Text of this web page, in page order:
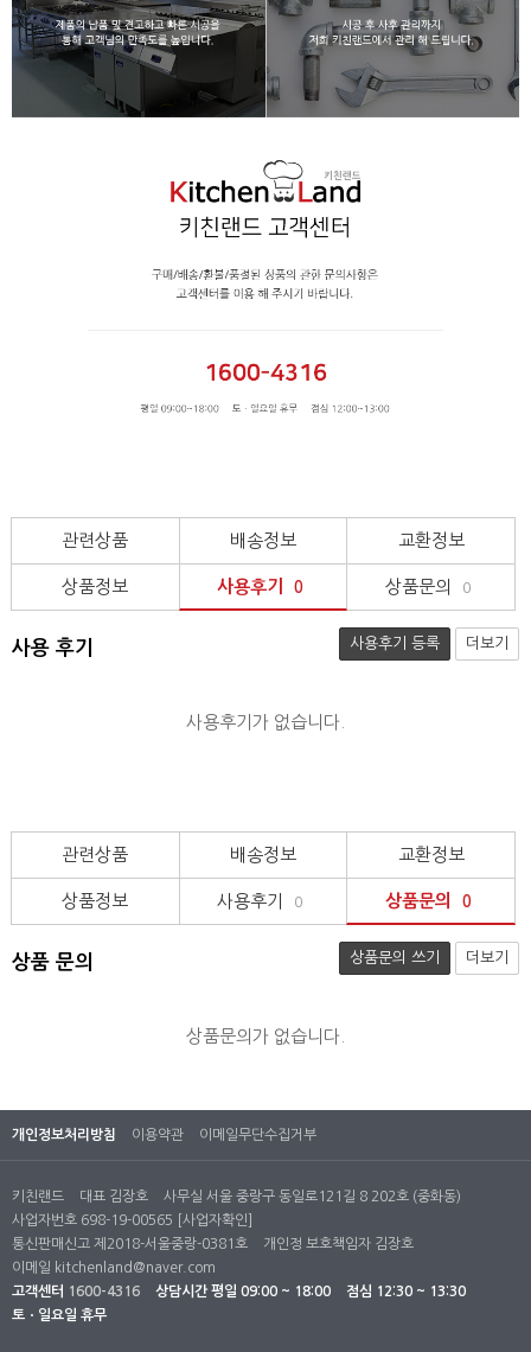
관련상품 배송정보 교환정보
상품정보 사용후기 0 상품문의 0
사용 후기 사용후기 등록 더보기
사용후기가 없습니다.
관련상품 배송정보 교환정보
상품정보 사용후기 0 상품문의 0
상품 문의 상품문의 쓰기 더보기
상품문의가 없습니다.
개인정보처리방침 이용약관 이메일무단수집거부
키친랜드 대표 김장호
사무실 서울 중랑구 동일로121길 8 202호 (중화동)
사업자번호 698-19-00565
[사업자확인]
통신판매신고 제2018-서울중랑-0381호
개인정 보호책임자 김장호
이메일 kitchenland@naver.com
고객센터 1600-4316 상담시간 평일 09:00 ~ 18:00
점심 12:30 ~ 13:30
토ㆍ일요일 휴무